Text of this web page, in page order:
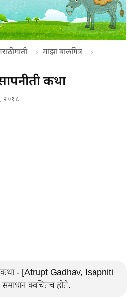
माझा बालमित्र
कथा
२०१८
कथा - [Atrupt Gadhav, Isapniti
क्वचितच होते.